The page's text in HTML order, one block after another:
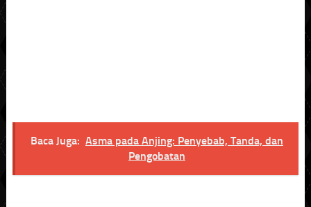
Baca Juga: Asma pada Anjing: Penyebab, Tanda, dan
Pengobatan